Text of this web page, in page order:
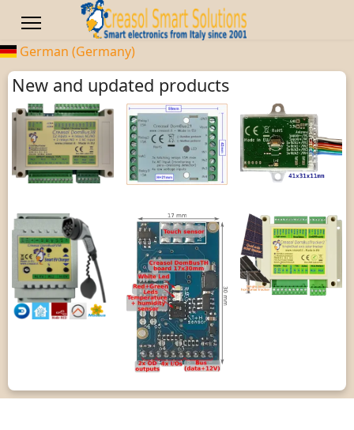
German (Germany)
New and updated products